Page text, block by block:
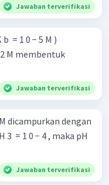
Jawaban terverifikasi
= 1 0 − 5 M )
M membentuk
Jawaban terverifikasi
dicampurkan dengan
3 ​ = 1 0 − 4 , maka pH
Jawaban terverifikasi